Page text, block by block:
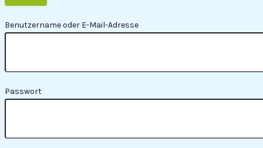
Benutzername oder E-Mail-Adresse
Passwort